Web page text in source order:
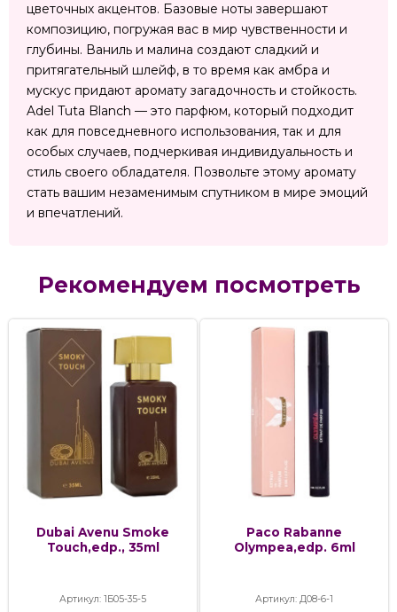
цветочных акцентов. Базовые ноты завершают
композицию, погружая вас в мир чувственности и
глубины. Ваниль и малина создают сладкий и
притягательный шлейф, в то время как амбра и
мускус придают аромату загадочность и стойкость.
Adel Tuta Blanch — это парфюм, который подходит
как для повседневного использования, так и для
особых случаев, подчеркивая индивидуальность и
стиль своего обладателя. Позвольте этому аромату
стать вашим незаменимым спутником в мире эмоций
и впечатлений.
Рекомендуем посмотреть
Dubai Avenu Smoke
Touch,edp., 35ml
Артикул: 1Б05-35-5
Paco Rabanne
Olympea,edp. 6ml
Артикул: Д08-6-1